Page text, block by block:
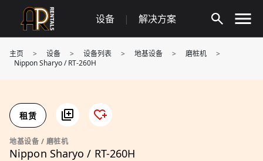
content
设备 | 解决方案
主页 > 设备 > 设备列表 > 地基设备 > 磨桩机
>
Nippon Sharyo / RT-260H
租赁
地基设备 / 磨桩机
Nippon Sharyo / RT-260H